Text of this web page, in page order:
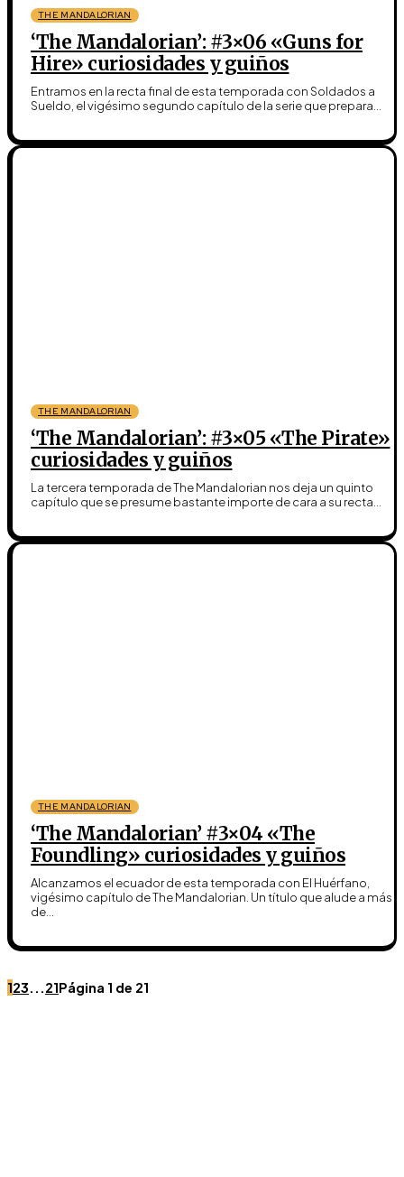
THE MANDALORIAN
‘The Mandalorian’: #3×06 «Guns for
Hire» curiosidades y guiños
Entramos en la recta final de esta temporada con Soldados a
Sueldo, el vigésimo segundo capítulo de la serie que prepara...
THE MANDALORIAN
‘The Mandalorian’: #3×05 «The Pirate»
curiosidades y guiños
La tercera temporada de The Mandalorian nos deja un quinto
capítulo que se presume bastante importe de cara a su recta...
THE MANDALORIAN
‘The Mandalorian’ #3×04 «The
Foundling» curiosidades y guiños
Alcanzamos el ecuador de esta temporada con El Huérfano,
vigésimo capítulo de The Mandalorian. Un título que alude a más
de...
123...21Página 1 de 21